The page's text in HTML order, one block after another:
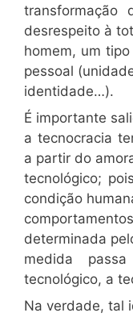
transformação
desrespeito à
homem, um
pessoal
identidade…).
É importante
a tecnocracia
a partir do
tecnológico;
condição
determinada
medida
tecnológico, a
Na verdade, tal